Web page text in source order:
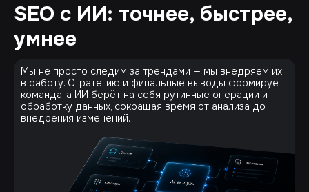
SEO с ИИ: точнее, быстрее,
умнее
Мы не просто следим за трендами — мы внедряем их
в работу. Стратегию и финальные выводы формирует
команда, а ИИ берёт на себя рутинные операции и
обработку данных, сокращая время от анализа до
внедрения изменений.